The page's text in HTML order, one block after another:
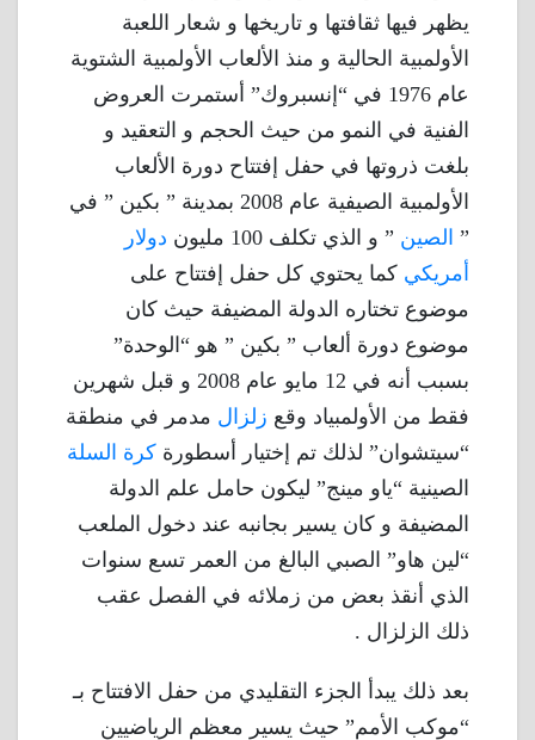
يظهر فيها ثقافتها و تاريخها و شعار اللعبة
الأولمبية الحالية و منذ الألعاب الأولمبية الشتوية
عام 1976 في “إنسبروك” أستمرت العروض
الفنية في النمو من حيث الحجم و التعقيد و
بلغت ذروتها في حفل إفتتاح دورة الألعاب
الأولمبية الصيفية عام 2008 بمدينة ” بكين ” في
” الصين ” و الذي تكلف 100 مليون
دولار
أمريكي كما يحتوي كل حفل إفتتاح على
موضوع تختاره الدولة المضيفة حيث كان
موضوع دورة ألعاب ” بكين ” هو “الوحدة”
بسبب أنه في 12 مايو عام 2008 و قبل شهرين
فقط من الأولمبياد وقع زلزال مدمر في منطقة
“سيتشوان” لذلك تم إختيار أسطورة كرة السلة
الصينية “ياو مينج” ليكون حامل علم الدولة
المضيفة و كان يسير بجانبه عند دخول الملعب
“لين هاو” الصبي البالغ من العمر تسع سنوات
الذي أنقذ بعض من زملائه في الفصل عقب
ذلك الزلزال .
بعد ذلك يبدأ الجزء التقليدي من حفل الافتتاح بـ
“موكب الأمم” حيث يسير معظم الرياضيين